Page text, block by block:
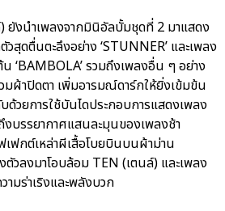
ยังนำเพลงจากมินิอัลบั้มชุดที่ 2 มาแสดง
สุดตื่นตะลึงอย่าง ‘STUNNER’ และเพลง
‘BAMBOLA’ รวมถึงเพลงอื่น ๆ อย่าง
มผ้าปิดตา เพิ่มอารมณ์ดาร์กให้ยิ่งเข้มข้น
ด้วยการใช้บันไดประกอบการแสดงเพลง
งบรรยากาศแสนละมุนของเพลงช้า
ฟกต์เหล่าผีเสื้อโบยบินบนผ้าม่าน
ตัวลงมาโอบล้อม TEN (เตนล์) และเพลง
ามร่าเริงและพลังบวก